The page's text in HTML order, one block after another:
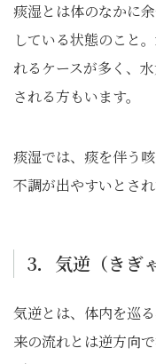
痰湿とは体のなかに
している状態のこと
れるケースが多く、
される方もいます。
痰湿では、痰を伴う
不調が出やすいとされ
3．気逆（きぎ
気逆とは、体内を巡
来の流れとは逆方向